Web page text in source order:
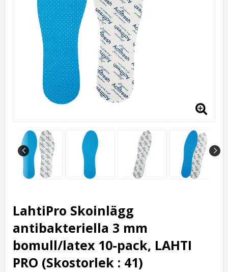
LahtiPro Skoinlägg
antibakteriella 3 mm
bomull/latex 10-pack, LAHTI
PRO (Skostorlek : 41)